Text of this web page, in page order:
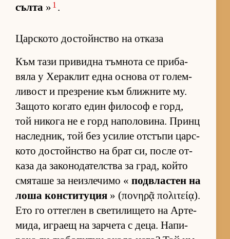
сълта » 1 .
Царското достойнство на отказа
Към тази при­видна тъм­нота се при­ба­
вяла у Хе­рак­лит една ос­нова от го­лем­
ли­вост и през­ре­ние към ближ­ните му.
За­щото ко­гато един фи­ло­соф е горд,
той ни­кога не е горд на­по­ло­ви­на. Принц
нас­лед­ник, той без уси­лие от­с­тъпи цар­с­
кото дос­тойн­с­тво на брат си, после от­
каза да за­ко­но­да­тел­с­тва за град, който
смя­таше за не­из­ле­чимо « под­в­лас­тен на
лоша кон­с­ти­ту­ция » (πονηρᾷ πολιτείᾳ).
Ето го от­тег­лен в све­ти­ли­щето на Ар­те­
ми­да, иг­раещ на зар­чета с де­ца. На­пи­